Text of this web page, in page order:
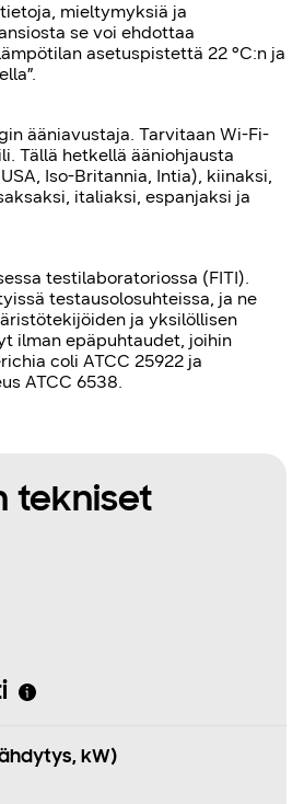
mieltymyksiä ja
se voi ehdottaa
asetuspistettä 22 °C:n ja
ääniavustaja. Tarvitaan Wi-Fi-
Tällä hetkellä ääniohjausta
Iso-Britannia, Intia), kiinaksi,
italiaksi, espanjaksi ja
testilaboratoriossa (FITI).
testausolosuhteissa, ja ne
ja yksilöllisen
ilman epäpuhtaudet, joihin
coli ATCC 25922 ja
ATCC 6538.
tekniset
kW)